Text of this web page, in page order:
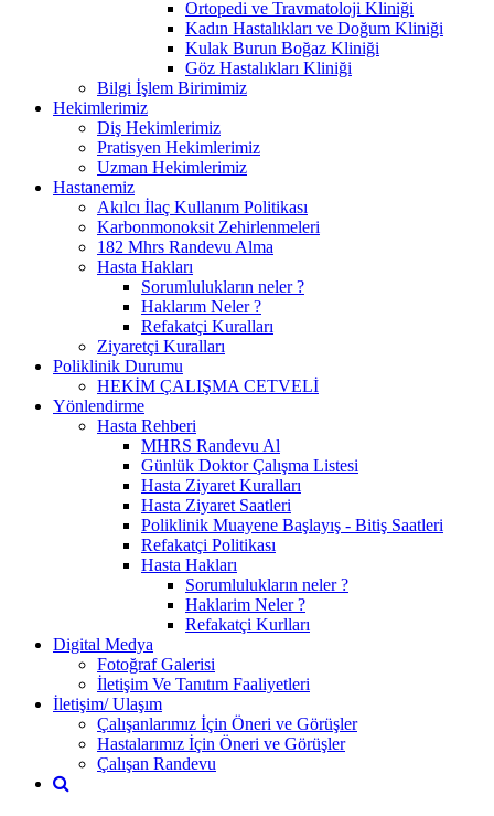
Ortopedi ve Travmatoloji Kliniği
Kadın Hastalıkları ve Doğum Kliniği
Kulak Burun Boğaz Kliniği
Göz Hastalıkları Kliniği
Bilgi İşlem Birimimiz
Hekimlerimiz
Diş Hekimlerimiz
Pratisyen Hekimlerimiz
Uzman Hekimlerimiz
Hastanemiz
Akılcı İlaç Kullanım Politikası
Karbonmonoksit Zehirlenmeleri
182 Mhrs Randevu Alma
Hasta Hakları
Sorumlulukların neler ?
Haklarım Neler ?
Refakatçi Kuralları
Ziyaretçi Kuralları
Poliklinik Durumu
HEKİM ÇALIŞMA CETVELİ
Yönlendirme
Hasta Rehberi
MHRS Randevu Al
Günlük Doktor Çalışma Listesi
Hasta Ziyaret Kuralları
Hasta Ziyaret Saatleri
Poliklinik Muayene Başlayış - Bitiş Saatleri
Refakatçi Politikası
Hasta Hakları
Sorumlulukların neler ?
Haklarim Neler ?
Refakatçi Kurlları
Digital Medya
Fotoğraf Galerisi
İletişim Ve Tanıtım Faaliyetleri
İletişim/ Ulaşım
Çalışanlarımız İçin Öneri ve Görüşler
Hastalarımız İçin Öneri ve Görüşler
Çalışan Randevu